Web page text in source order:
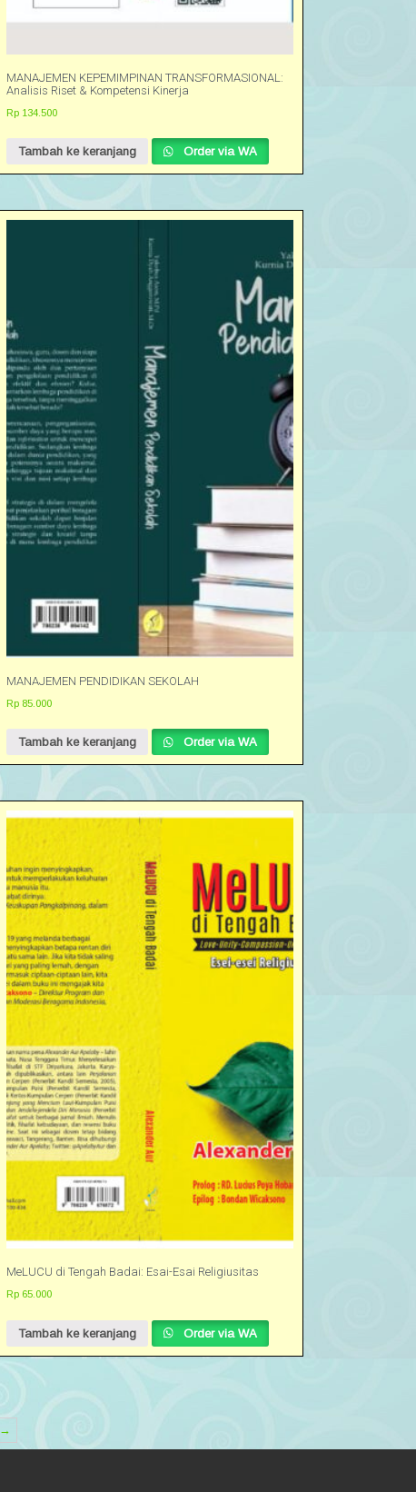
MANAJEMEN KEPEMIMPINAN TRANSFORMASIONAL:
Analisis Riset & Kompetensi Kinerja
Rp 134.500
Tambah ke keranjang Order via WA
MANAJEMEN PENDIDIKAN SEKOLAH
Rp 85.000
Tambah ke keranjang Order via WA
MeLUCU di Tengah Badai: Esai-Esai Religiusitas
Rp 65.000
Tambah ke keranjang Order via WA
→